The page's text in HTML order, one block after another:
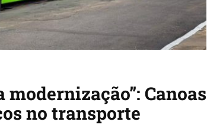
modernização”: Canoas
no transporte